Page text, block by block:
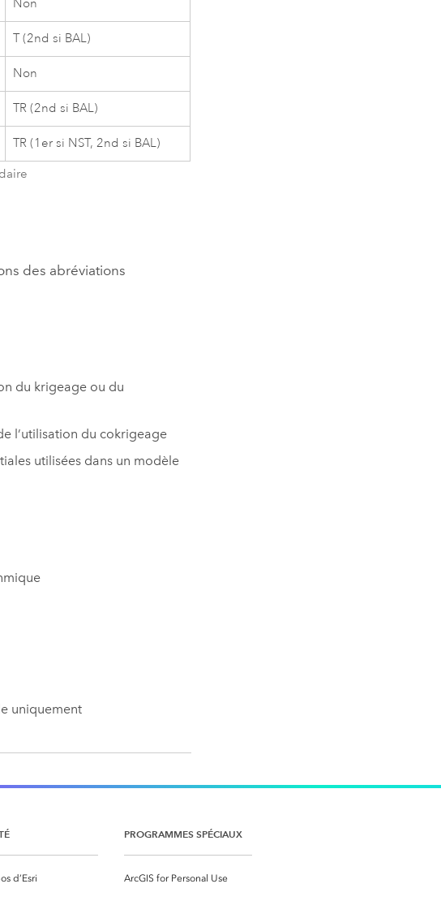
Non
T (2nd si BAL)
Non
TR (2nd si BAL)
TR (1er si NST, 2nd si BAL)
des abréviations
du krigeage ou du
l’utilisation du cokrigeage
utilisées dans un modèle
uniquement
d’Esri
PROGRAMMES SPÉCIAUX
ArcGIS for Personal Use